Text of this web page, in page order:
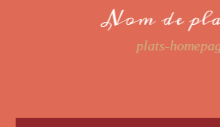
Nom de
plats-homepage